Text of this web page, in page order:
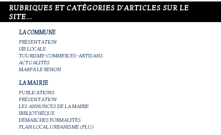
RUBRIQUES ET CATÉGORIES D'ARTICLES SUR LE
SITE...
LA COMMUNE
PRÉSENTATION
VIE LOCALE
TOURISME-COMMERCES-ARTISANS
ACTUALITÉS
MARPA LE RENON
LA MAIRIE
PUBLICATIONS
PRÉSENTATION
LES ANNONCES DE LA MAIRIE
BIBLIOTHÈQUE
DÉMARCHES FORMALITÉS
PLAN LOCAL URBANISME (PLU)